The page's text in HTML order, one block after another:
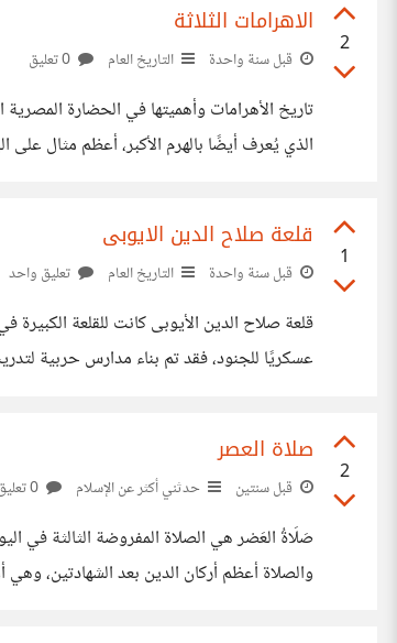
2
الاهرامات الثلاثة
قبل سنة واحدة التاريخ العام
الذي يُعرف أيضًا بالهرم الأكبر، أعظم مثال على
1
قلعة صلاح الدين الايوبى
قبل سنة واحدة التاريخ العام تعليق واحد
قلعة صلاح الدين الأيوبى كانت للقلعة الكبيرة
عسكريًا للجنود، فقد تم بناء مدارس حربية
2
صلاة العصر
قبل سنتين حدثني أكثر عن الإسلام
والصلاة أعظم أركان الدين بعد الشهادتين،